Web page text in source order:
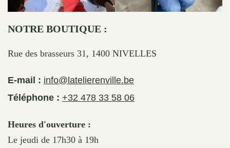
NOTRE BOUTIQUE :
Rue des brasseurs 31, 1400 NIVELLES
E-mail : info@latelierenville.be
Téléphone : +32 478 33 58 06
Heures d'ouverture :
Le jeudi de 17h30 à 19h